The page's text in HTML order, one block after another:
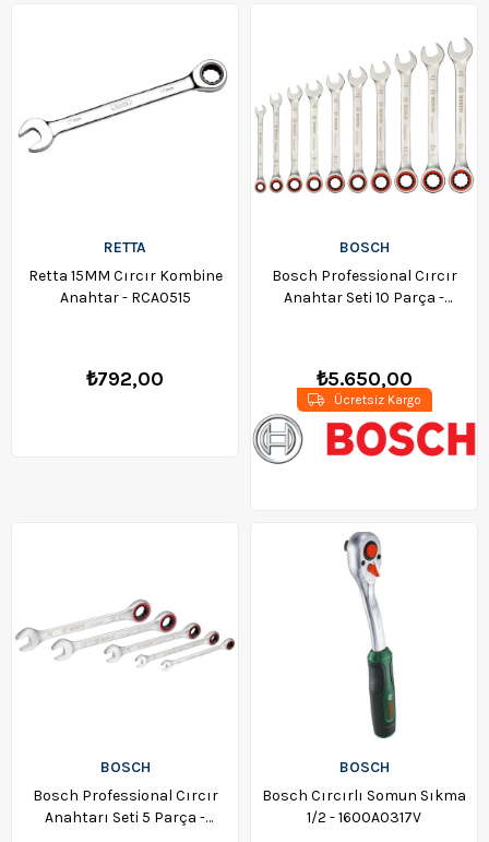
RETTA
Retta 15MM Cırcır Kombine
Anahtar - RCA0515
₺792,00
BOSCH
Bosch Professional Cırcır
Anahtar Seti 10 Parça -
₺5.650,00
Ücretsiz Kargo
BOSCH
Bosch Professional Cırcır
Anahtarı Seti 5 Parça -
BOSCH
Bosch Cırcırlı Somun Sıkma
1/2 - 1600A0317V